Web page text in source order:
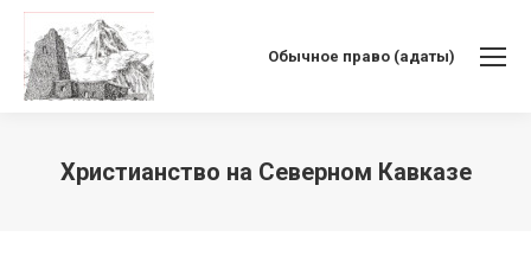
Обычное право (адаты)
Христианство на Северном Кавказе